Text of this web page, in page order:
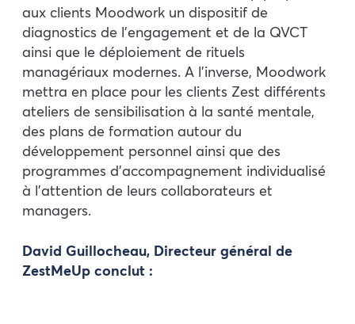
aux clients Moodwork un dispositif de
diagnostics de l’engagement et de la QVCT
ainsi que le déploiement de rituels
managériaux modernes. A l’inverse, Moodwork
mettra en place pour les clients Zest différents
ateliers de sensibilisation à la santé mentale,
des plans de formation autour du
développement personnel ainsi que des
programmes d’accompagnement individualisé
à l’attention de leurs collaborateurs et
managers.
David Guillocheau, Directeur général de
ZestMeUp conclut :